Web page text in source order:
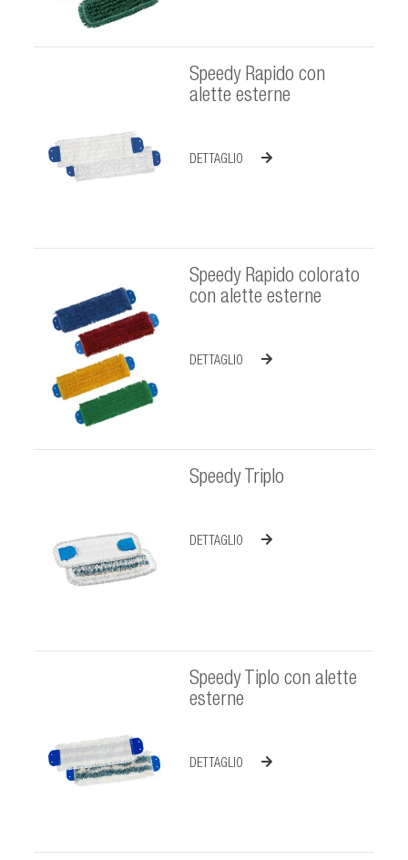
Speedy Rapido con
alette esterne
DETTAGLIO
Speedy Rapido colorato
con alette esterne
DETTAGLIO
Speedy Triplo
DETTAGLIO
Speedy Tiplo con alette
esterne
DETTAGLIO